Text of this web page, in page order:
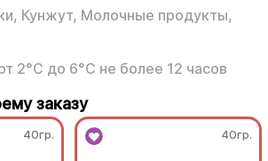
Кунжут, Молочные продукты,
2°С до 6°С не более 12 часов
заказу
40гр. 40гр.